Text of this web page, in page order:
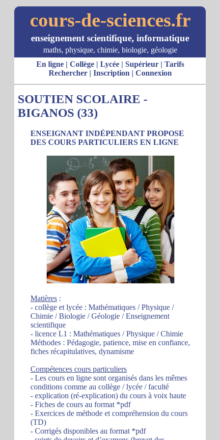
cours-de-sciences.fr
enseignement scientifique, informatique
maths, physique, chimie, biologie, géologie
En ligne| Collège| Lycée| Supérieur| Tarifs
Rechercher| Inscription | Connexion
SOUTIEN SCOLAIRE -
BIGANOS (33)
ENSEIGNANT INDÉPENDANT PROPOSE
DES COURS PARTICULIERS EN LIGNE
Matières :
- collège et lycée : Mathématiques / Physique /
Chimie / Biologie / Géologie / Enseignement
scientifique
- licence L1 : Mathématiques / Physique / Chimie
Méthodes : Pédagogie, patience, mise en confiance,
fiches récapitulatives, dynamisme
Compétences cours particuliers
- Les cours en ligne sont organisés dans les mêmes
conditions comme au collège / lycée / faculté
- explication (ré-explication) du cours à voix haute
- Fiches de cours au format *pdf
- Exercices de méthode et compréhension du cours
(TD)
- Corrigés disponibles au format *pdf